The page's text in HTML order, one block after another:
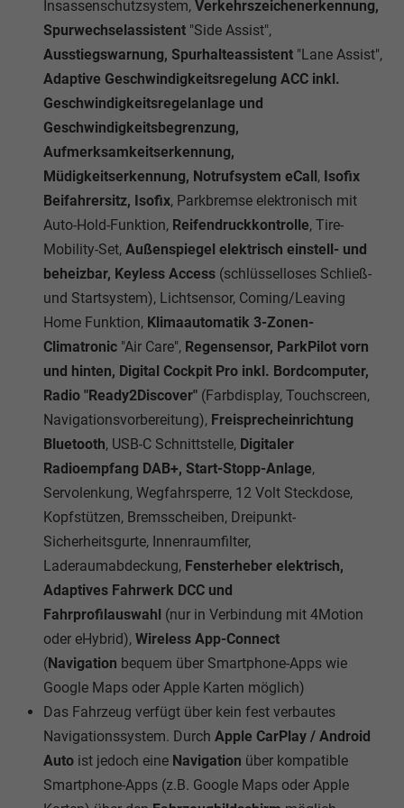
Insassenschutzsystem, Verkehrszeichenerkennung,
Spurwechselassistent "Side Assist",
Ausstiegswarnung, Spurhalteassistent "Lane Assist",
Adaptive Geschwindigkeitsregelung ACC inkl.
Geschwindigkeitsregelanlage und
Geschwindigkeitsbegrenzung,
Aufmerksamkeitserkennung,
Müdigkeitserkennung, Notrufsystem eCall, Isofix
Beifahrersitz, Isofix, Parkbremse elektronisch mit
Auto-Hold-Funktion, Reifendruckkontrolle, Tire-
Mobility-Set, Außenspiegel elektrisch einstell- und
beheizbar, Keyless Access (schlüsselloses Schließ-
und Startsystem), Lichtsensor, Coming/Leaving
Home Funktion, Klimaautomatik 3-Zonen-
Climatronic "Air Care", Regensensor, ParkPilot vorn
und hinten, Digital Cockpit Pro inkl. Bordcomputer,
Radio "Ready2Discover" (Farbdisplay, Touchscreen,
Navigationsvorbereitung), Freisprecheinrichtung
Bluetooth, USB-C Schnittstelle, Digitaler
Radioempfang DAB+, Start-Stopp-Anlage,
Servolenkung, Wegfahrsperre, 12 Volt Steckdose,
Kopfstützen, Bremsscheiben, Dreipunkt-
Sicherheitsgurte, Innenraumfilter,
Laderaumabdeckung, Fensterheber elektrisch,
Adaptives Fahrwerk DCC und
Fahrprofilauswahl (nur in Verbindung mit 4Motion
oder eHybrid), Wireless App-Connect
(Navigation bequem über Smartphone-Apps wie
Google Maps oder Apple Karten möglich)
Das Fahrzeug verfügt über kein fest verbautes
Navigationssystem. Durch Apple CarPlay / Android
Auto ist jedoch eine Navigation über kompatible
Smartphone-Apps (z.B. Google Maps oder Apple